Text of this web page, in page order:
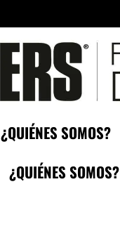
¿QUIÉNES SOMOS?
¿QUIÉNES SOMOS?